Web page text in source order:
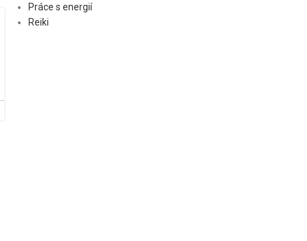
Práce s energií
Reiki